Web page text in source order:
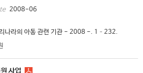
2008-06
나라의 아동 관련 기관 - 2008 -. 1–232.
사업